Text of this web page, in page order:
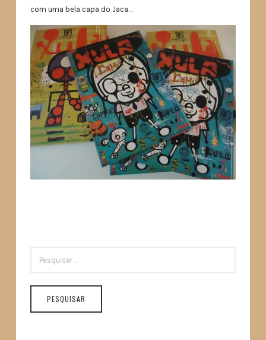
com uma bela capa do Jaca…
POR: